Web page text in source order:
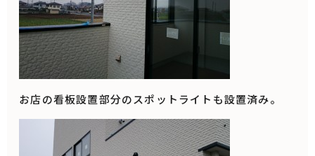
お店の看板設置部分のスポットライトも設置済み。